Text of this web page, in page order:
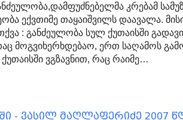
კრებამ
ექვთიმე თაყაიშვილს დაავალა.
: განძეულობა სულ ქუთაისში
მოგვიხერხდებაო, ერთ საღამოს
ვგზავნით, რაც რაიმე…
- ვასილ მაღლაფერიძე 2007